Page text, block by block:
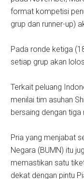
format kompetisi
grup dan runner-up)
Pada ronde ketiga
setiap grup akan
Terkait peluang
menilai tim asuhan
bersaing dengan tiga
Pria yang menjabat
Negara (BUMN) itu
memastikan satu
dekat dengan pintu